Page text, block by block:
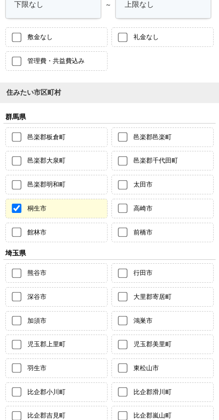
～
敷金なし 礼金なし
管理費・共益費込み
住みたい市区町村
群馬県
邑楽郡板倉町 邑楽郡邑楽町
邑楽郡大泉町 邑楽郡千代田町
邑楽郡明和町 太田市
桐生市 高崎市
館林市 前橋市
埼玉県
熊谷市 行田市
深谷市 大里郡寄居町
加須市 鴻巣市
児玉郡上里町 児玉郡美里町
羽生市 東松山市
比企郡小川町 比企郡滑川町
比企郡吉見町 比企郡嵐山町